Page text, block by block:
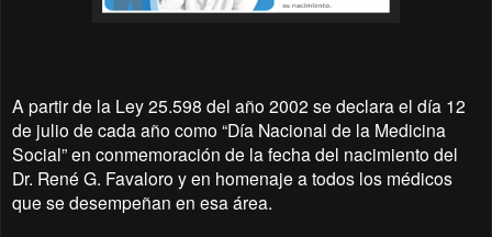
A partir de la Ley 25.598 del año 2002 se declara el día 12
de julio de cada año como “Día Nacional de la Medicina
Social” en conmemoración de la fecha del nacimiento del
Dr. René G. Favaloro y en homenaje a todos los médicos
que se desempeñan en esa área.